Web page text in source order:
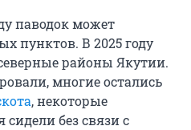
паводок может
пунктов. В 2025 году
районы Якутии.
многие остались
, некоторые
без связи с